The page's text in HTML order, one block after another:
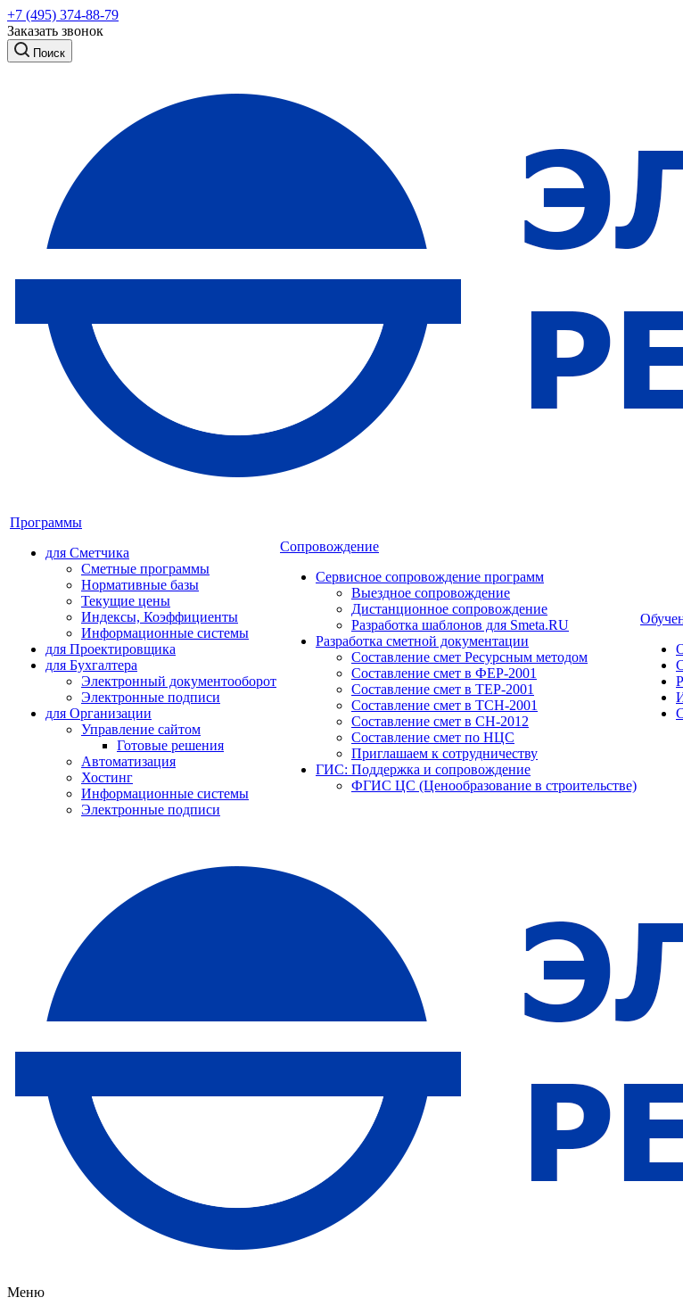
+7 (495) 374-88-79
Заказать звонок
Поиск
Программы
для Сметчика
Сметные программы
Нормативные базы
Текущие цены
Индексы, Коэффициенты
Информационные системы
для Проектировщика
для Бухгалтера
Электронный документооборот
Электронные подписи
для Организации
Управление сайтом
Готовые решения
Автоматизация
Хостинг
Информационные системы
Электронные подписи
Сопровождение
Сервисное сопровождение программ
Выездное сопровождение
Дистанционное сопровождение
Разработка шаблонов для Smeta.RU
Разработка сметной документации
Составление смет Ресурсным методом
Составление смет в ФЕР-2001
Составление смет в ТЕР-2001
Составление смет в ТСН-2001
Составление смет в СН-2012
Составление смет по НЦС
Приглашаем к сотрудничеству
ГИС: Поддержка и сопровождение
ФГИС ЦС (Ценообразование в строительстве)
Меню